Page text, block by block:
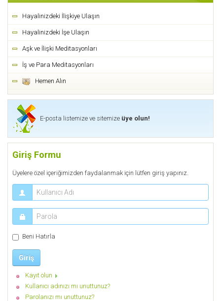
Hayalinizdeki İlişkiye Ulaşın
Hayalinizdeki İşe Ulaşın
Aşk ve İlişki Meditasyonları
İş ve Para Meditasyonları
Hemen Alın
E-posta listemize ve sitemize üye olun!
Giriş Formu
Üyelere özel içeriğimizden faydalanmak için lütfen giriş yapınız.
Beni Hatırla
Giriş
Kayıt olun
Kullanıcı adınızı mı unuttunuz?
Parolanızı mı unuttunuz?